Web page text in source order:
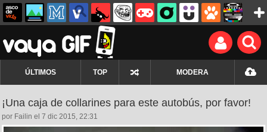
ÚLTIMOS TOP MODERA
¡Una caja de collarines para este autobús, por favor!
por Failin el 7 dic 2015, 22:31